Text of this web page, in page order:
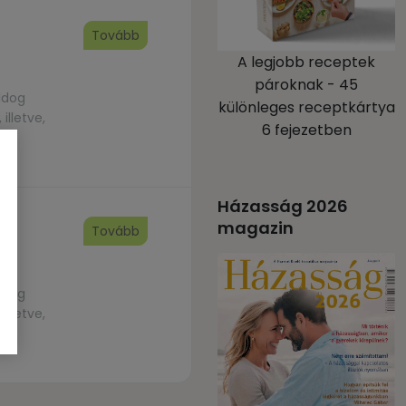
Tovább
Tovább
A legjobb receptek
pároknak - 45
különleges receptkártya
6 fejezetben
Házasság 2026
magazin